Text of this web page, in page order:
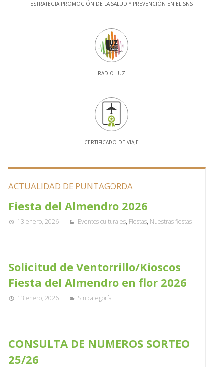
ESTRATEGIA PROMOCIÓN DE LA SALUD Y PREVENCIÓN EN EL SNS
RADIO LUZ
CERTIFICADO DE VIAJE
ACTUALIDAD DE PUNTAGORDA
Fiesta del Almendro 2026
13 enero, 2026 Eventos culturales, Fiestas, Nuestras fiestas
Solicitud de Ventorrillo/Kioscos
Fiesta del Almendro en flor 2026
13 enero, 2026 Sin categoría
CONSULTA DE NUMEROS SORTEO
25/26